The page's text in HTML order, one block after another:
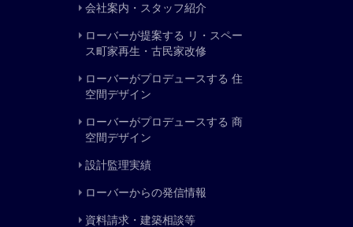
会社案内・スタッフ紹介
ローバーが提案する リ・スペー
ス町家再生・古民家改修
ローバーがプロデュースする 住
空間デザイン
ローバーがプロデュースする 商
空間デザイン
設計監理実績
ローバーからの発信情報
資料請求・建築相談等